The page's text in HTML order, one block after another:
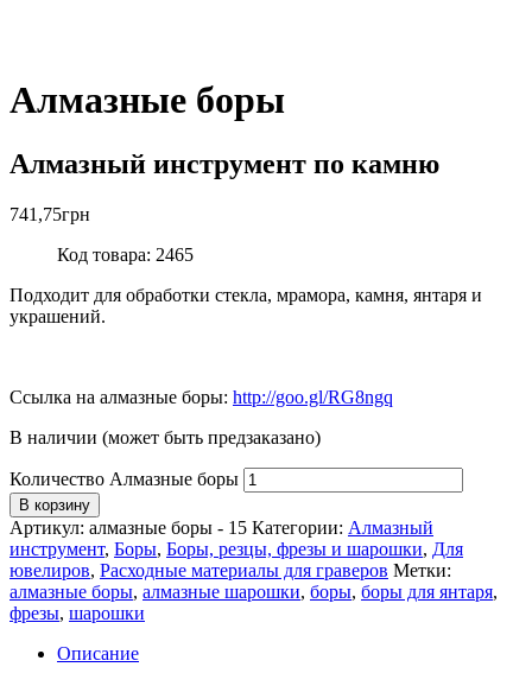
Алмазные боры
Алмазный инструмент по камню
741,75грн
Код товара: 2465
Подходит для обработки стекла, мрамора, камня, янтаря и
украшений.
Ссылка на алмазные боры: http://goo.gl/RG8ngq
В наличии (может быть предзаказано)
Количество Алмазные боры
В корзину
Артикул: алмазные боры - 15 Категории: Алмазный
инструмент, Боры, Боры, резцы, фрезы и шарошки, Для
ювелиров, Расходные материалы для граверов Метки:
алмазные боры, алмазные шарошки, боры, боры для янтаря,
фрезы, шарошки
Описание